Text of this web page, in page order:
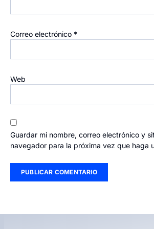
Correo electrónico *
Web
Guardar mi nombre, correo electrónico y
navegador para la próxima vez que haga